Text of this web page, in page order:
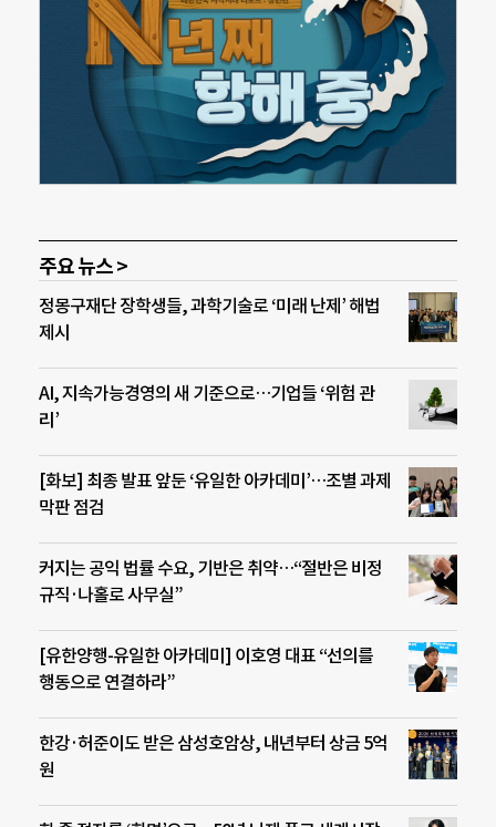
주요 뉴스 >
정몽구재단 장학생들, 과학기술로 ‘미래 난제’ 해법
제시
AI, 지속가능경영의 새 기준으로…기업들 ‘위험 관
리’
[화보] 최종 발표 앞둔 ‘유일한 아카데미’…조별 과제
막판 점검
커지는 공익 법률 수요, 기반은 취약…“절반은 비정
규직·나홀로 사무실”
[유한양행-유일한 아카데미] 이호영 대표 “선의를
행동으로 연결하라”
한강·허준이도 받은 삼성호암상, 내년부터 상금 5억
원